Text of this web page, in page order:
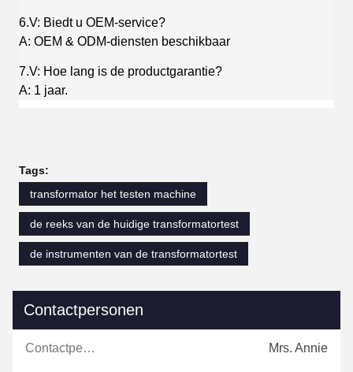
6.V: Biedt u OEM-service?
A: OEM & ODM-diensten beschikbaar
7.V: Hoe lang is de productgarantie?
A: 1 jaar.
Tags:
transformator het testen machine
de reeks van de huidige transformatortest
de instrumenten van de transformatortest
Contactpersonen
Contactpersonen: Mrs. Annie